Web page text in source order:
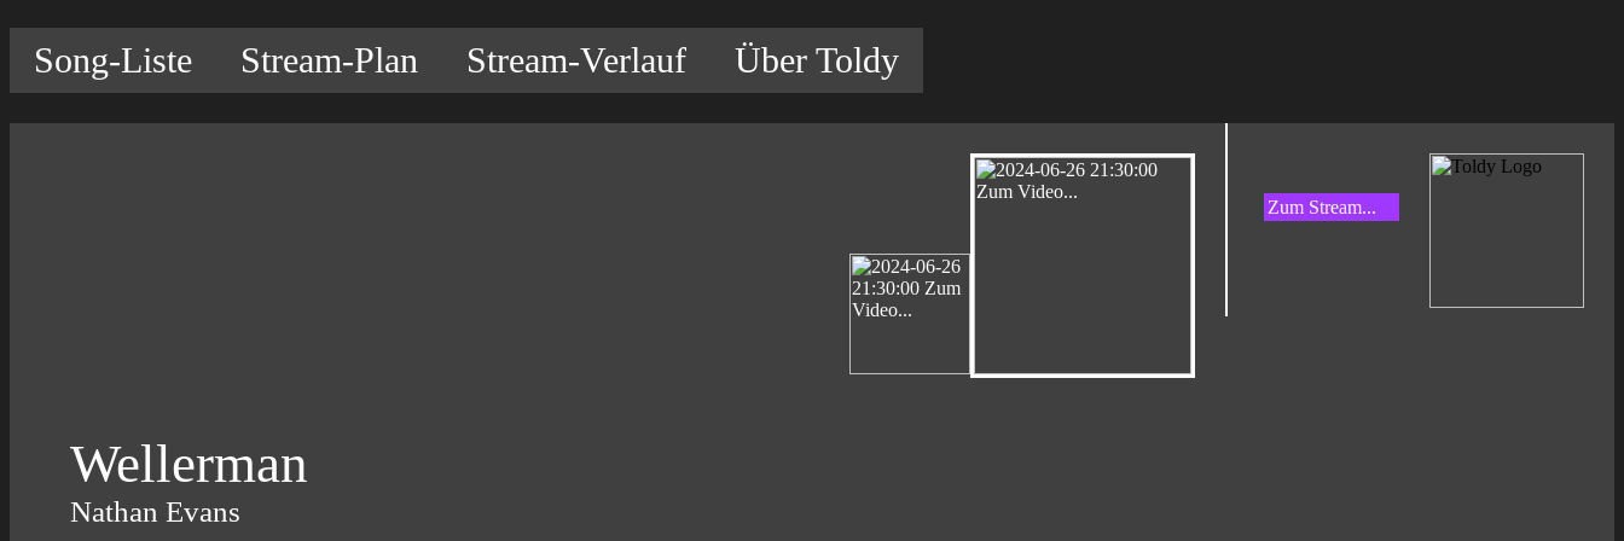
Song-Liste Stream-Plan Stream-Verlauf Über Toldy
Zum Stream...
Wellerman
Nathan Evans